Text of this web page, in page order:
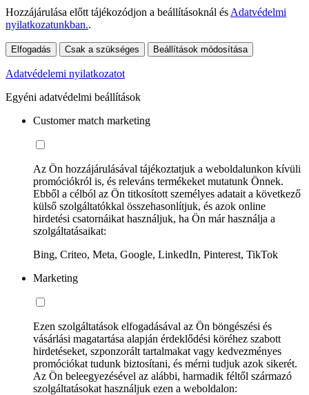
Hozzájárulása előtt tájékozódjon a beállításoknál és Adatvédelmi
nyilatkozatunkban..
Elfogadás Csak a szükséges Beállítások módosítása
Adatvédelemi nyilatkozatot
Egyéni adatvédelmi beállítások
Customer match marketing
Az Ön hozzájárulásával tájékoztatjuk a weboldalunkon kívüli
promóciókról is, és releváns termékeket mutatunk Önnek.
Ebből a célból az Ön titkosított személyes adatait a következő
külső szolgáltatókkal összehasonlítjuk, és azok online
hirdetési csatornáikat használjuk, ha Ön már használja a
szolgáltatásaikat:
Bing, Criteo, Meta, Google, LinkedIn, Pinterest, TikTok
Marketing
Ezen szolgáltatások elfogadásával az Ön böngészési és
vásárlási magatartása alapján érdeklődési köréhez szabott
hirdetéseket, szponzorált tartalmakat vagy kedvezményes
promóciókat tudunk biztosítani, és mérni tudjuk azok sikerét.
Az Ön beleegyezésével az alábbi, harmadik féltől származó
szolgáltatásokat használjuk ezen a weboldalon: